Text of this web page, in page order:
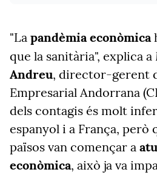
"La pandèmia econòmica
que la sanitària", explica a
Andreu, director-gerent
Empresarial Andorrana
dels contagis és molt
espanyol i a França, però
països van començar a
econòmica, això ja va